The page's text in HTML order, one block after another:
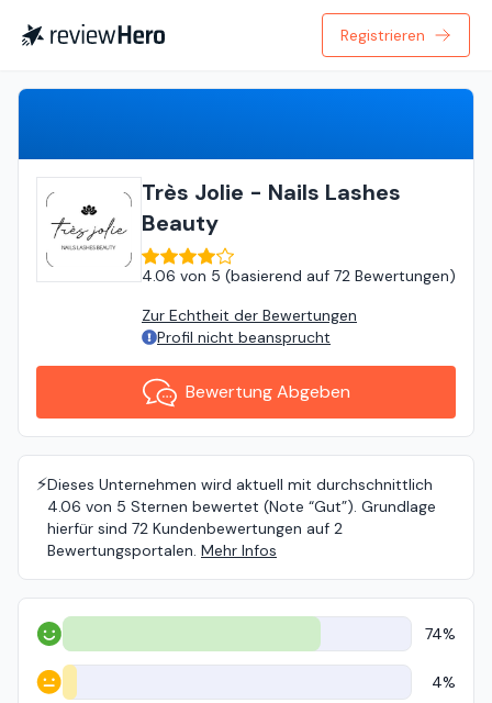
Registrieren
Très Jolie - Nails Lashes
Beauty
4.06 von 5 (basierend auf 72 Bewertungen)
Zur Echtheit der Bewertungen
Profil nicht beansprucht
Bewertung Abgeben
⚡️Dieses Unternehmen wird aktuell mit durchschnittlich
4.06 von 5 Sternen bewertet (Note “Gut”). Grundlage
hierfür sind 72 Kundenbewertungen auf 2
Bewertungsportalen. Mehr Infos
Positiv 74%
Neutral 4%